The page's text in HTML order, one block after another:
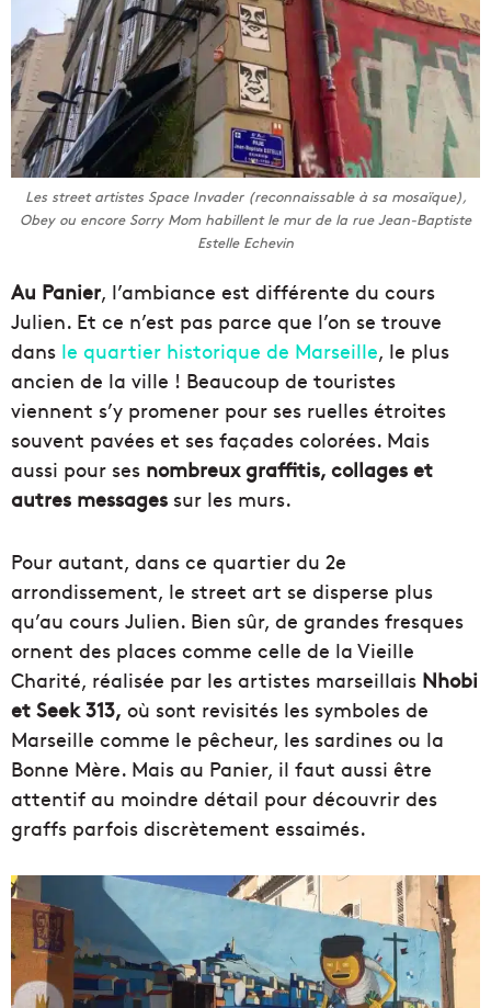
Les street artistes Space Invader (reconnaissable à sa mosaïque),
Obey ou encore Sorry Mom habillent le mur de la rue Jean-Baptiste
Estelle Echevin
Au Panier, l’ambiance est différente du cours
Julien. Et ce n’est pas parce que l’on se trouve
dans le quartier historique de Marseille, le plus
ancien de la ville ! Beaucoup de touristes
viennent s’y promener pour ses ruelles étroites
souvent pavées et ses façades colorées. Mais
aussi pour ses nombreux graffitis, collages et
autres messages sur les murs.
Pour autant, dans ce quartier du 2e
arrondissement, le street art se disperse plus
qu’au cours Julien. Bien sûr, de grandes fresques
ornent des places comme celle de la Vieille
Charité, réalisée par les artistes marseillais Nhobi
et Seek 313, où sont revisités les symboles de
Marseille comme le pêcheur, les sardines ou la
Bonne Mère. Mais au Panier, il faut aussi être
attentif au moindre détail pour découvrir des
graffs parfois discrètement essaimés.